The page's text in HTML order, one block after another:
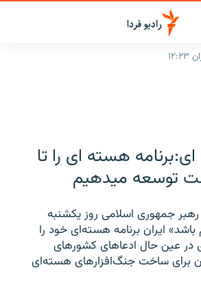
هسته ای را تا
توسعه میدهیم
رهبر جمهوری اسلامی روز یکشنبه
ایران برنامه هسته‌ای خود را
عین حال ادعاهای کشورهای
برای ساخت جنگ‌افزارهای هسته‌ای